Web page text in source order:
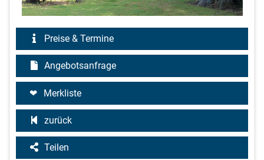
Preise & Termine
Angebotsanfrage
Merkliste
zurück
Teilen